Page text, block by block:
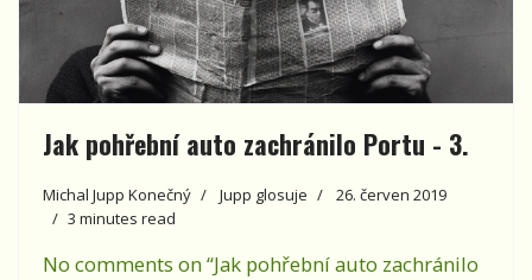
Jak pohřební auto zachránilo Portu - 3.
Michal Jupp Konečný Jupp glosuje
26. červen 2019
3 minutes read
No comments on “Jak pohřební auto zachránilo